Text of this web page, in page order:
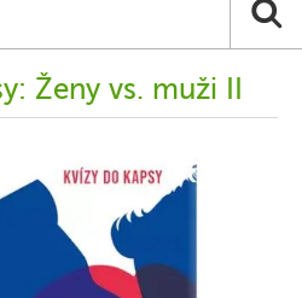
Ženy vs. muži II